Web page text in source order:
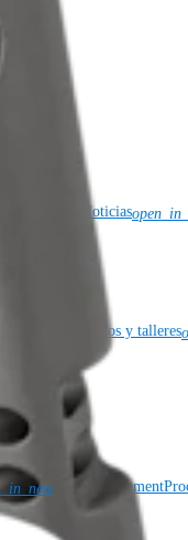
Noticias
congresos y talleres